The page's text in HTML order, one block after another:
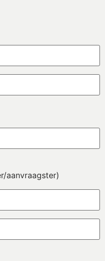
aanvraagster)